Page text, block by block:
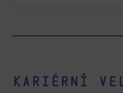
Kariérní